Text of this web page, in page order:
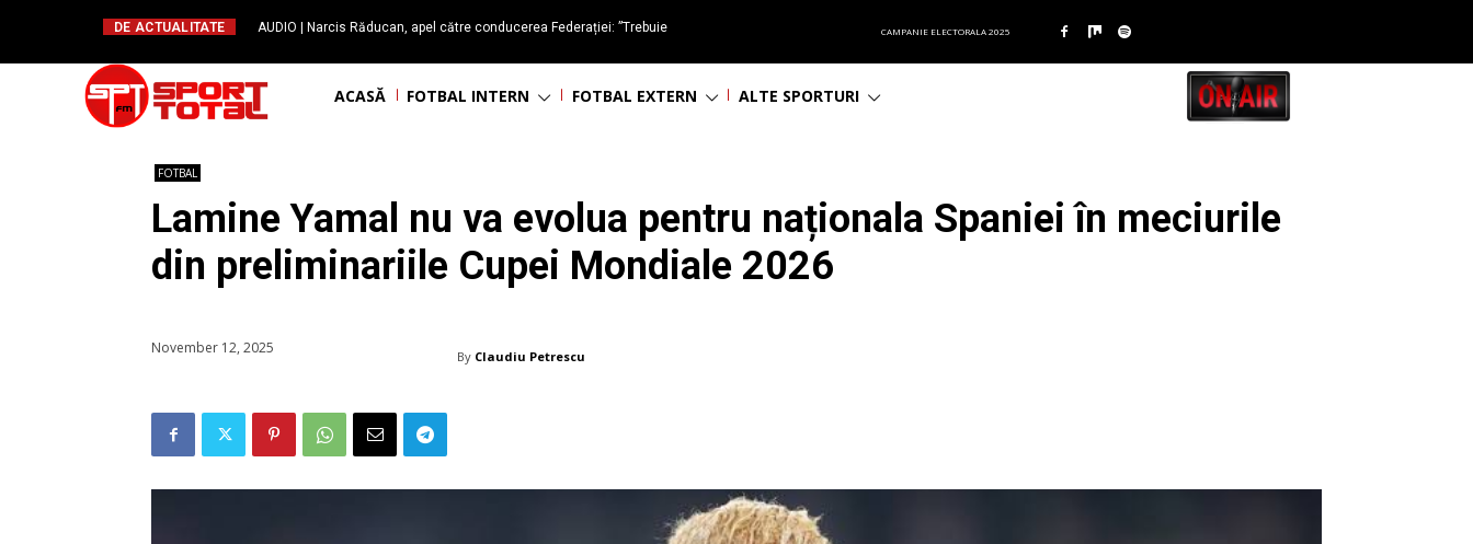
DE ACTUALITATE
AUDIO | Narcis Răducan, apel către conducerea Federației: ”Trebuie
CAMPANIE ELECTORALA 2025
ACASĂ FOTBAL INTERN FOTBAL EXTERN ALTE SPORTURI
FOTBAL
Lamine Yamal nu va evolua pentru naționala Spaniei în meciurile
din preliminariile Cupei Mondiale 2026
November 12, 2025 By Claudiu Petrescu